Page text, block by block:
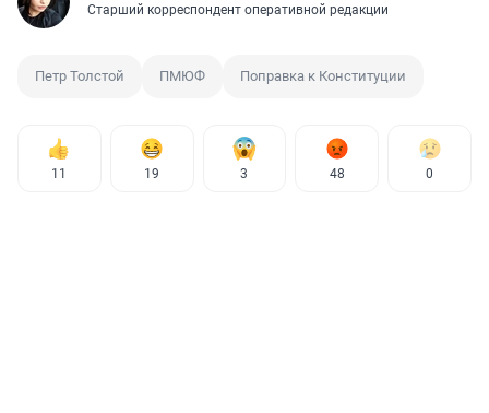
Старший корреспондент оперативной редакции
Петр Толстой ПМЮФ Поправка к Конституции
11 19 3 48 0